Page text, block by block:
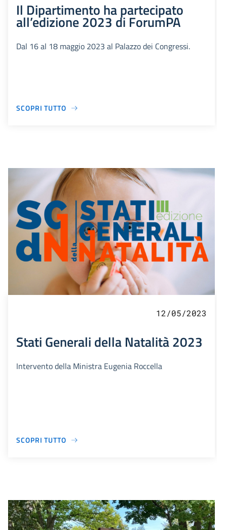
Il Dipartimento ha partecipato
all’edizione 2023 di ForumPA
Dal 16 al 18 maggio 2023 al Palazzo dei Congressi.
SCOPRI TUTTO
12/05/2023
Stati Generali della Natalità 2023
Intervento della Ministra Eugenia Roccella
SCOPRI TUTTO